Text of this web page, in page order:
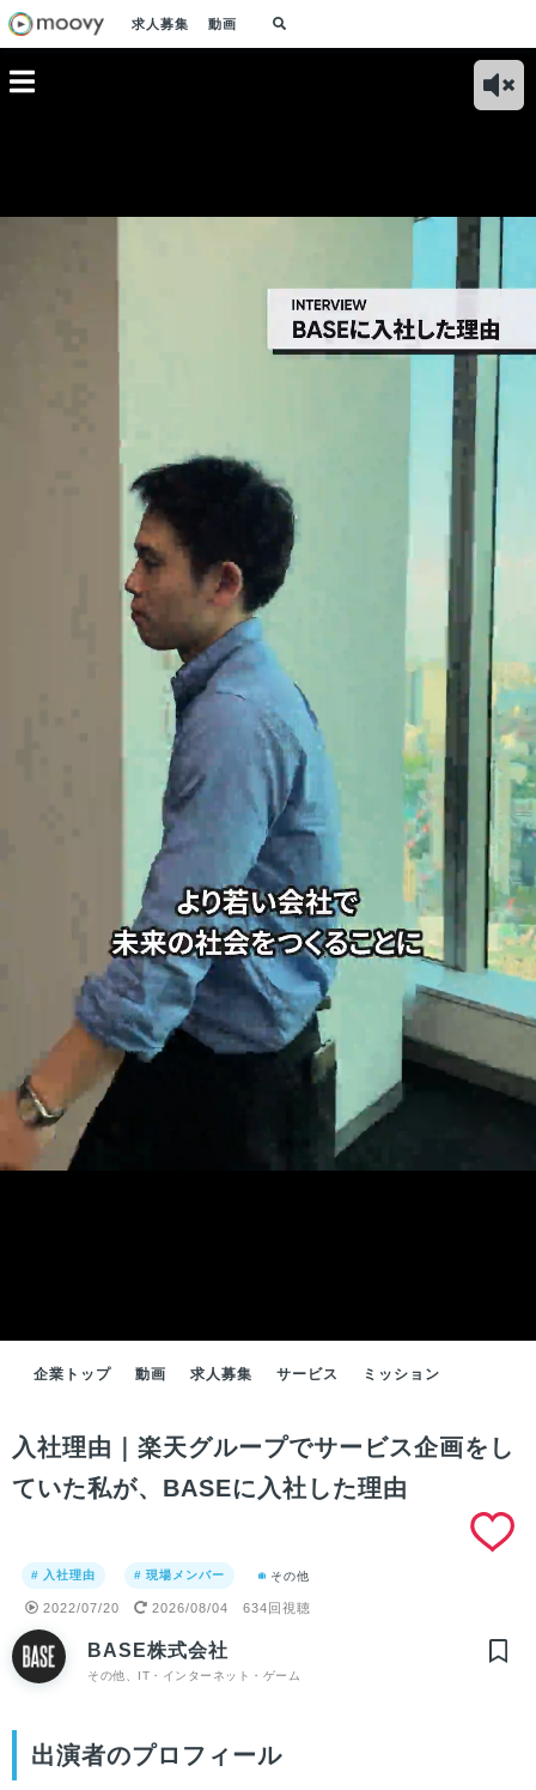
求人募集 動画
BASEオフィスツア
ー｜私たちが働く職
場環境をお見せしま
企業トップ 動画 求人募集 サービス ミッション
入社理由｜楽天グループでサービス企画をし
ていた私が、BASEに入社した理由
# 入社理由 # 現場メンバー その他
2022/07/20 2026/08/04 634回視聴
BASE株式会社
その他、IT・インターネット・ゲーム
出演者のプロフィール